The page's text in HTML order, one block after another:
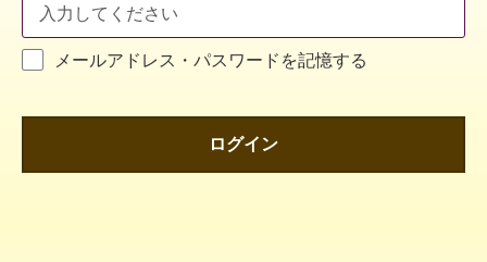
メールアドレス・パスワードを記憶する
ログイン